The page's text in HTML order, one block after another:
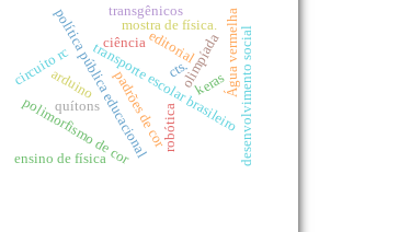
editorialolimpíada
política pública educacional
transporte escolar brasileiro
padrões de cor
polimorfismo de cor
quítons robótica
keras desenvolvimento social
mostra de física.
transgênicos
cts. Água vermelha
ensino de física
ciência
arduino
circuito rc